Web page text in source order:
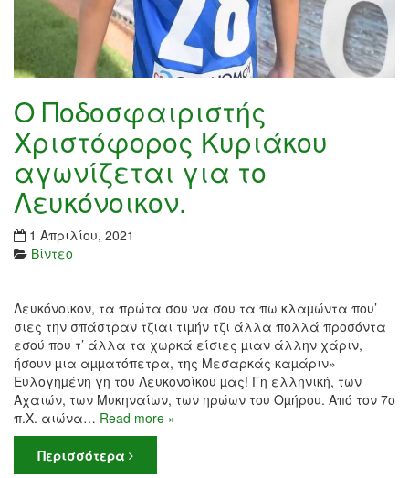
Ο Ποδοσφαιριστής
Χριστόφορος Κυριάκου
αγωνίζεται για το
Λευκόνοικον.
1 Απριλίου, 2021
Βίντεο
Λευκόνοικον, τα πρώτα σου να σου τα πω κλαµώντα που’
σιες την σπάστραν τζιαι τιµήν τζι άλλα πολλά προσόντα
εσού που τ’ άλλα τα χωρκά είσιες µιαν άλλην χάριν,
ήσουν µια αµµατόπετρα, της Μεσαρκάς καµάριν»
Ευλογηµένη γη του Λευκονοίκου µας! Γη ελληνική, των
Αχαιών, των Μυκηναίων, των ηρώων του Οµήρου. Από τον 7ο
π.Χ. αιώνα… Read more »
Περισσότερα